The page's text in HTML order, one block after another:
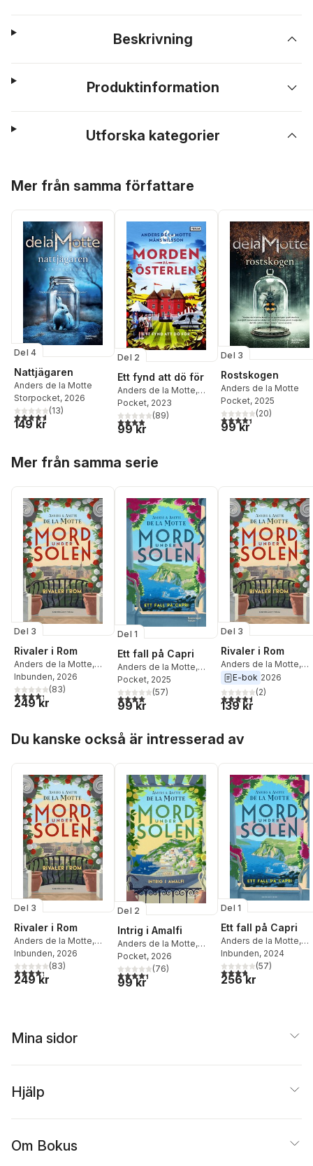
Beskrivning
Produktinformation
Utforska kategorier
Mer från samma författare
Del 4
Nattjägaren
Anders de la Motte
Storpocket, 2026
4,6utav 5 stjärnor. Totalt antal röster:
(13)
149 kr
Del 2
Ett fynd att dö för
Anders de la Motte,
Måns Nilsson
Pocket, 2023
3,9utav 5 stjärnor. Totalt antal röster:
(89)
99 kr
Del 3
Rostskogen
Anders de la Motte
Pocket, 2025
4,4utav 5 stjärnor.
(20)
99 kr
Mer från samma serie
Del 3
Rivaler i Rom
Anders de la Motte,
Anette de la Motte
Inbunden, 2026
4,3utav 5 stjärnor. Totalt antal röster:
(83)
249 kr
Del 1
Ett fall på Capri
Anders de la Motte,
Anette de la Motte
Pocket, 2025
4,0utav 5 stjärnor. Totalt antal röster:
(57)
99 kr
Del 3
Rivaler i Rom
Anders de la Motte,
Anette de la Motte
E-bok 2026
4,5utav 5 stjärnor.
(2)
139 kr
Du kanske också är intresserad av
Del 3
Rivaler i Rom
Anders de la Motte,
Anette de la Motte
Inbunden, 2026
4,3utav 5 stjärnor. Totalt antal röster:
(83)
249 kr
Del 2
Intrig i Amalfi
Anders de la Motte,
Anette de la Motte
Pocket, 2026
4,4utav 5 stjärnor. Totalt antal röster:
(76)
99 kr
Del 1
Ett fall på Capri
Anders de la Motte,
Anette de la Motte
Inbunden, 2024
3,8utav 5 stjärnor.
(57)
256 kr
Mina sidor
Hjälp
Om Bokus